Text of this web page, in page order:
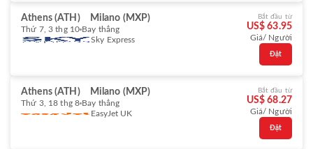
Athens (ATH) Milano (MXP)
Thứ 7, 3 thg 10 Bay thẳng
Sky Express
Bắt đầu từ
US$ 63.95
Giá/ Người
Đặt
Athens (ATH) Milano (MXP)
Thứ 3, 18 thg 8 Bay thẳng
EasyJet UK
Bắt đầu từ
US$ 68.27
Giá/ Người
Đặt